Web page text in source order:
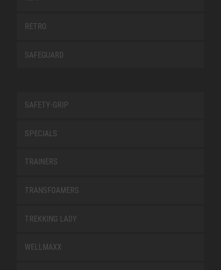
RETRO
SAFEGUARD
SAFETY-GRIP
SPECIALS
TRAINERS
TRANSFOAMERS
TREKKING LADY
WELLMAXX